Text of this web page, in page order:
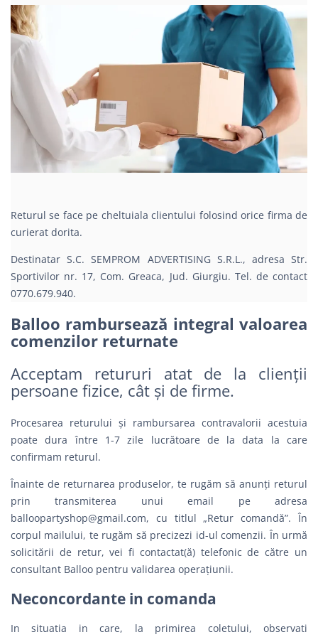
Returul se face pe cheltuiala clientului folosind orice firma de
curierat dorita.
Destinatar S.C. SEMPROM ADVERTISING S.R.L., adresa Str.
Sportivilor nr. 17, Com. Greaca, Jud. Giurgiu. Tel. de contact
0770.679.940.
Balloo rambursează integral valoarea
comenzilor returnate
Acceptam retururi atat de la clienții
persoane fizice, cât și de firme.
Procesarea returului și rambursarea contravalorii acestuia
poate dura între 1-7 zile lucrătoare de la data la care
confirmam returul.
Înainte de returnarea produselor, te rugăm să anunți returul
prin transmiterea unui email pe adresa
balloopartyshop@gmail.com, cu titlul „Retur comandă”. În
corpul mailului, te rugăm să precizezi id-ul comenzii. În urmă
solicitării de retur, vei fi contactat(ă) telefonic de către un
consultant Balloo pentru validarea operațiunii.
Neconcordante in comanda
In situatia in care, la primirea coletului, observati